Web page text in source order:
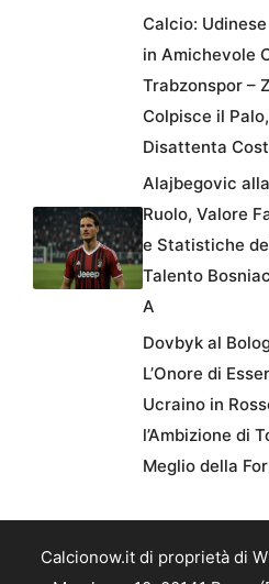
Calcio:
in Amichevole
Trabzonspor –
Colpisce il
Disattenta
Alajbegovic
Ruolo, Valore
e Statistiche
Talento
A
Dovbyk al
L’Onore di
Ucraino in
l’Ambizione di
Meglio della
Calcionow.it di proprietà di